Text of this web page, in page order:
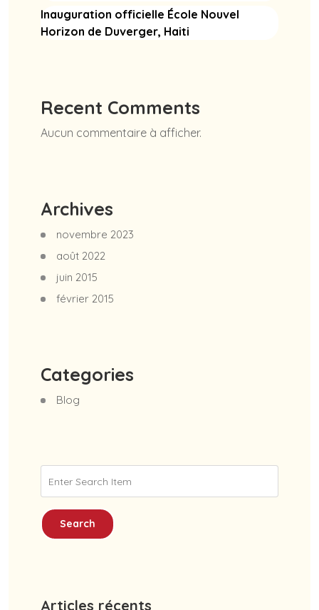
Inauguration officielle École Nouvel
Horizon de Duverger, Haiti
Recent Comments
Aucun commentaire à afficher.
Archives
novembre 2023
août 2022
juin 2015
février 2015
Categories
Blog
Search
Articles récents